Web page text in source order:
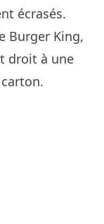
écrasés.
Burger King,
droit à une